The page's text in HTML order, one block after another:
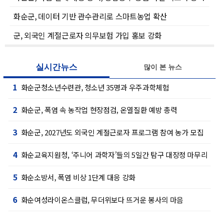
화순군, 데이터 기반 관수관리로 스마트농업 확산
군, 외국인 계절근로자 의무보험 가입 홍보 강화
실시간뉴스
1 화순군청소년수련관, 청소년 35명과 우주과학체험
2 화순군, 폭염 속 농작업 현장점검, 온열질환 예방 총력
3 화순군, 2027년도 외국인 계절근로자 프로그램 참여 농가 모집
4 화순교육지원청, ‘주니어 과학자’들의 5일간 탐구 대장정 마무리
5 화순소방서, 폭염 비상 1단계 대응 강화
6 화순여성라이온스클럽, 무더위보다 뜨거운 봉사의 마음
많이 본 뉴스